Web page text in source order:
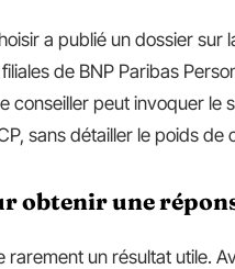
a publié un dossier
de BNP Paribas
conseiller peut invoquer le
sans détailler le poids de
obtenir une
un résultat utile.